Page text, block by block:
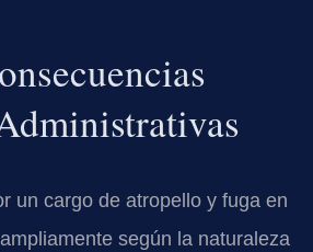
un cargo de atropello y fuga en
según la naturaleza